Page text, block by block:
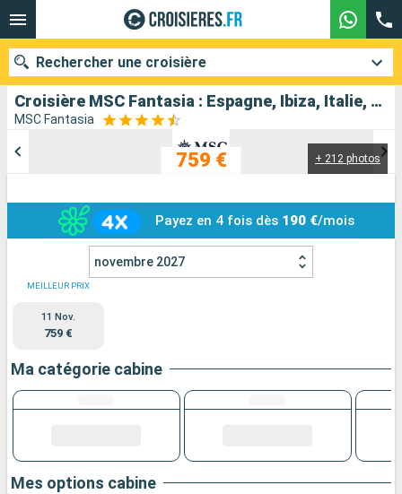
Croisière MSC Fantasia : Espagne, Ibiza, Italie, Majorque, Lanzarote, Tenerife au départ de Barcelone
MSC Fantasia
+ 212 photos
759 €
Payez en 4 fois dès 190 €/mois
novembre 2027
MEILLEUR PRIX
11 Nov.
759 €
Ma catégorie cabine
Mes options cabine
Rechercher une croisière
Mois de départ
Ports Compagnies